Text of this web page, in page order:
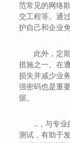
范常见的网络
交工程等。通
护自己和企业
此外，定
措施之一。在
损失并减少业
强密码也是重
据。
..，与专业
测试，有助于